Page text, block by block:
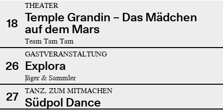
18
THEATER
Temple Grandin – Das Mädchen
auf dem Mars
Team Tam Tam
26
GASTVERANSTALTUNG
Explora
Jäger & Sammler
27 TANZ, ZUM MITMACHEN
Südpol Dance